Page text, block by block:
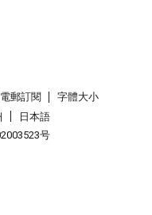
郵訂閱
字體大小
日本語
号